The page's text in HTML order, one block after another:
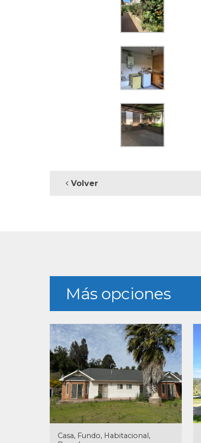
Volver
Más opciones
Casa, Fundo, Habitacional,